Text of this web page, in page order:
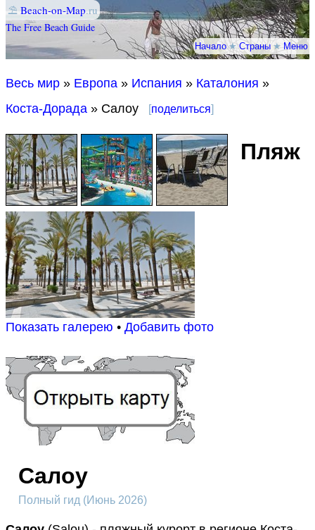
⛱ Beach-on-Map.ru
The Free Beach Guide
Начало★Страны★Меню
Весь мир » Европа » Испания » Каталония »
Коста-Дорада » Салоу [поделиться]
Показать галерею • Добавить фото
Пляж
Салоу
Полный гид (Июнь 2026)